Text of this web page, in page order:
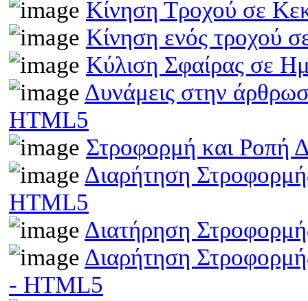
Κίνηση Τροχού σε
Κίνηση ενός τροχού
Κύλιση Σφαίρας σε
Δυνάμεις στην
HTML5
Στροφορμή και Ροπή
Διαρήτηση
HTML5
Διατήρηση
Διαρήτηση
- HTML5